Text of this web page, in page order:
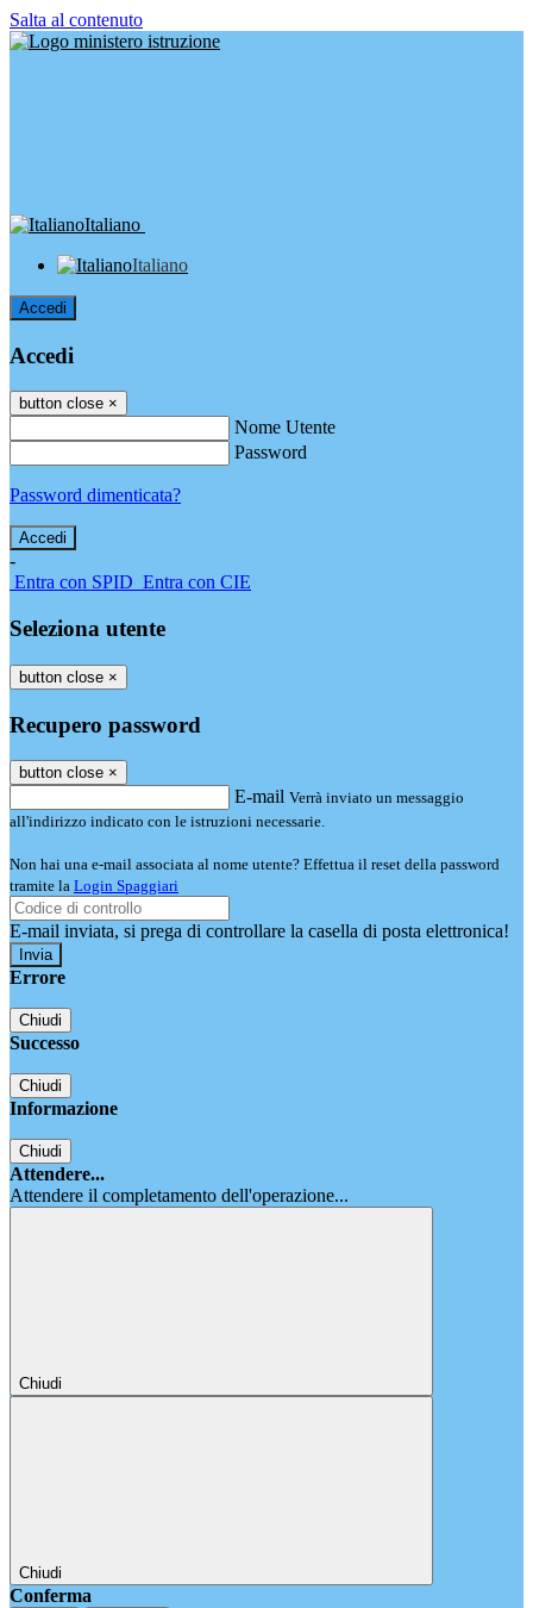
Salta al contenuto
Italiano
Italiano
Accedi
Accedi
button close ×
Nome Utente
Password
Password dimenticata?
-
Entra con SPID Entra con CIE
Seleziona utente
button close ×
Recupero password
button close ×
E-mail Verrà inviato un messaggio
all'indirizzo indicato con le istruzioni necessarie.
Non hai una e-mail associata al nome utente? Effettua il reset della password
tramite la Login Spaggiari
E-mail inviata, si prega di controllare la casella di posta elettronica!
Errore
Chiudi
Successo
Chiudi
Informazione
Chiudi
Attendere...
Attendere il completamento dell'operazione...
Chiudi
Chiudi
Conferma